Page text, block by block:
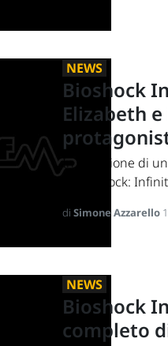
NEWS
Bioshock
Elizabeth
In occasione di
di Bioshock:
di Simone Azzarello
NEWS
Bioshock
completo